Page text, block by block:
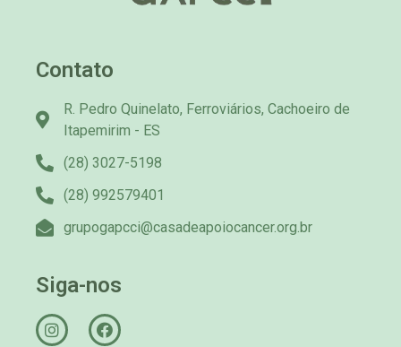
Contato
R. Pedro Quinelato, Ferroviários, Cachoeiro de
Itapemirim - ES
(28) 3027-5198
(28) 992579401
grupogapcci@casadeapoiocancer.org.br
Siga-nos